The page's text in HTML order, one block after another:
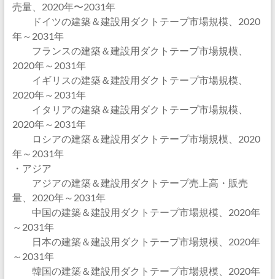
売量、2020年〜2031年
ドイツの建築＆建設用ダクトテープ市場規模、2020
年～2031年
フランスの建築＆建設用ダクトテープ市場規模、
2020年～2031年
イギリスの建築＆建設用ダクトテープ市場規模、
2020年～2031年
イタリアの建築＆建設用ダクトテープ市場規模、
2020年～2031年
ロシアの建築＆建設用ダクトテープ市場規模、2020
年～2031年
・アジア
アジアの建築＆建設用ダクトテープ売上高・販売
量、2020年～2031年
中国の建築＆建設用ダクトテープ市場規模、2020年
～2031年
日本の建築＆建設用ダクトテープ市場規模、2020年
～2031年
韓国の建築＆建設用ダクトテープ市場規模、2020年